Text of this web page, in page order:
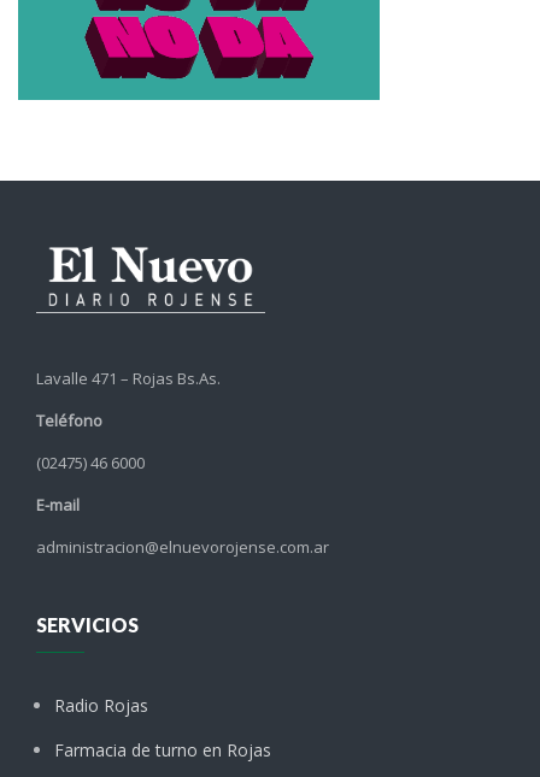
Lavalle 471 – Rojas Bs.As.
Teléfono
(02475) 46 6000
E-mail
administracion@elnuevorojense.com.ar
SERVICIOS
Radio Rojas
Farmacia de turno en Rojas